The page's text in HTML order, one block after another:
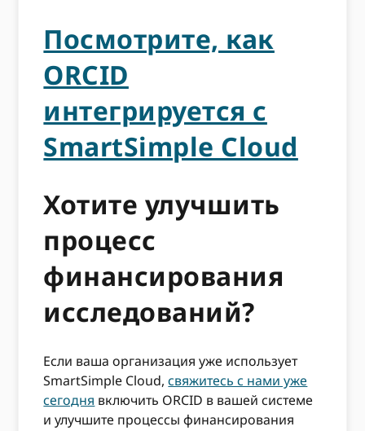
Посмотрите, как
ORCID
интегрируется с
SmartSimple Cloud
Хотите улучшить
процесс
финансирования
исследований?
Если ваша организация уже использует
SmartSimple Cloud,свяжитесь с нами уже
сегодня включить ORCID в вашей системе
и улучшите процессы финансирования